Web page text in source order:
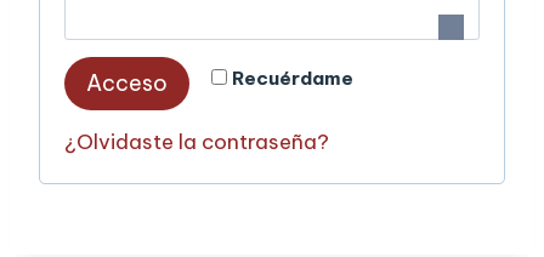
Recuérdame
Acceso
¿Olvidaste la contraseña?